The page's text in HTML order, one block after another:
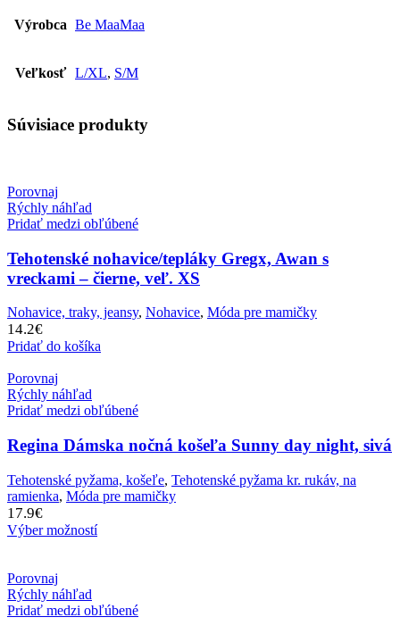
Výrobca Be MaaMaa
Veľkosť L/XL, S/M
Súvisiace produkty
Porovnaj
Rýchly náhľad
Pridať medzi obľúbené
Tehotenské nohavice/tepláky Gregx, Awan s
vreckami – čierne, veľ. XS
Nohavice, traky, jeansy, Nohavice, Móda pre mamičky
14.2€
Pridať do košíka
Porovnaj
Rýchly náhľad
Pridať medzi obľúbené
Regina Dámska nočná košeľa Sunny day night, sivá
Tehotenské pyžama, košeľe, Tehotenské pyžama kr. rukáv, na
ramienka, Móda pre mamičky
17.9€
Výber možností
Porovnaj
Rýchly náhľad
Pridať medzi obľúbené